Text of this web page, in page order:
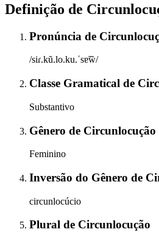
Definição de
Pronúncia de
/siɾ.kũ.lo.ku.ˈsɐ̃w̃/
Classe Gramatical de
Substantivo
Gênero de Circunlocução
Feminino
Inversão do Gênero de
circunlocúcio
Plural de Circunlocução